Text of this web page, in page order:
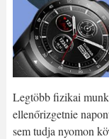
Legtöbb fizikai
ellenőrizgetnie
sem tudja nyomon